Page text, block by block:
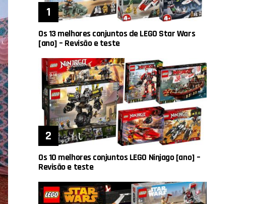
Os 13 melhores conjuntos de LEGO Star Wars
[ano] – Revisão e teste
Os 10 melhores conjuntos LEGO Ninjago [ano] –
Revisão e teste